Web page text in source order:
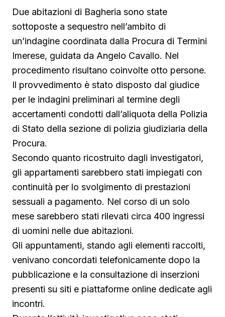
Due abitazioni di Bagheria sono state
sottoposte a sequestro nell’ambito di
un’indagine coordinata dalla Procura di Termini
Imerese, guidata da Angelo Cavallo. Nel
procedimento risultano coinvolte otto persone.
Il provvedimento è stato disposto dal giudice
per le indagini preliminari al termine degli
accertamenti condotti dall’aliquota della Polizia
di Stato della sezione di polizia giudiziaria della
Procura.
Secondo quanto ricostruito dagli investigatori,
gli appartamenti sarebbero stati impiegati con
continuità per lo svolgimento di prestazioni
sessuali a pagamento. Nel corso di un solo
mese sarebbero stati rilevati circa 400 ingressi
di uomini nelle due abitazioni.
Gli appuntamenti, stando agli elementi raccolti,
venivano concordati telefonicamente dopo la
pubblicazione e la consultazione di inserzioni
presenti su siti e piattaforme online dedicate agli
incontri.